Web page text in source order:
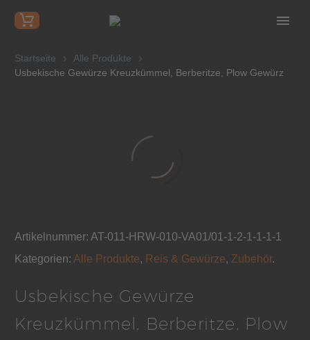
Startseite
Alle Produkte
Usbekische Gewürze Kreuzkümmel, Berberitze, Plow Gewürz
Artikelnummer: AT-011-HRW-010-VA01/01-1-2-1-1-1-1
Kategorien: Alle Produkte, Reis & Gewürze, Zubehör.
Usbekische Gewürze
Kreuzkümmel, Berberitze, Plow